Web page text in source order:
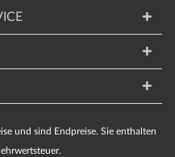
und sind Endpreise. Sie enthalten